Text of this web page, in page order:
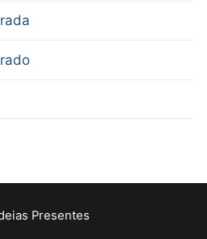
Presentes